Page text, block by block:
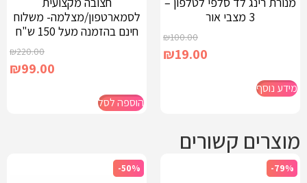
3 מצבי אור
₪100.00
₪19.00
מידע נוסף
לסמארטפון/מצלמה- משלוח
חינם בהזמנה מעל 150 ש"ח
₪220.00
₪99.00
הוספה לסל
מוצרים קשורים
-79%
-50%